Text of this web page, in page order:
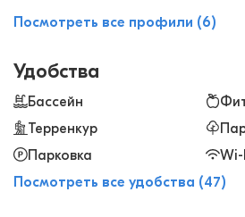
Посмотреть все профили (6)
Удобства
Бассейн
Терренкур
Парковка
Wi-
Посмотреть все удобства (47)